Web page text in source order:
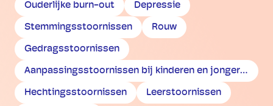
Ouderlijke burn-out Depressie
Stemmingsstoornissen Rouw
Gedragsstoornissen
Aanpassingsstoornissen bij kinderen en jongeren
Hechtingsstoornissen Leerstoornissen